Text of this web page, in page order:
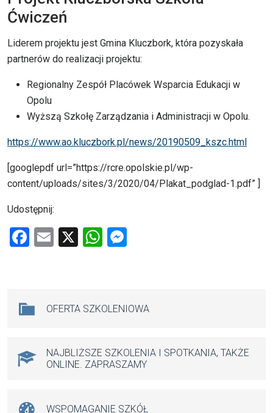
Ćwiczeń
Liderem projektu jest Gmina Kluczbork, która pozyskała
partnerów do realizacji projektu:
Regionalny Zespół Placówek Wsparcia Edukacji w
Opolu
Wyższą Szkołę Zarządzania i Administracji w Opolu.
https://www.ao.kluczbork.pl/news/20190509_kszc.html
[googlepdf url=”https://rcre.opolskie.pl/wp-
content/uploads/sites/3/2020/04/Plakat_podglad-1.pdf” ]
Udostępnij:
F
o
k
E
X
W
A
p
g
OFERTA SZKOLENIOWA
NAJBLIŻSZE SZKOLENIA I SPOTKANIA, TAKŻE
ONLINE. ZAPRASZAMY
WSPOMAGANIE SZKÓŁ